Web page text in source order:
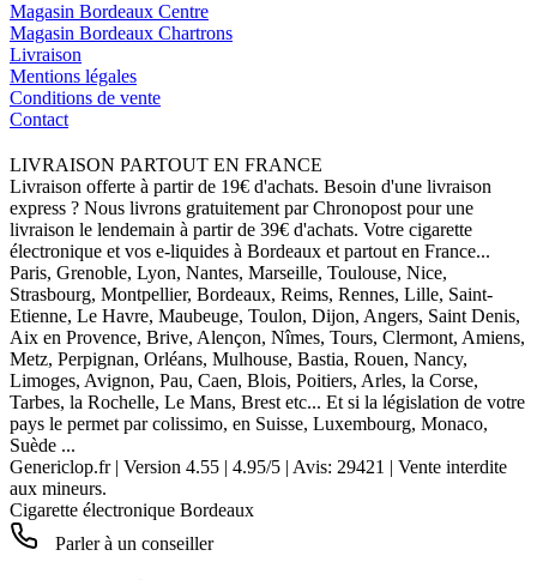
Magasin Bordeaux Centre
Magasin Bordeaux Chartrons
Livraison
Mentions légales
Conditions de vente
Contact
LIVRAISON PARTOUT EN FRANCE
Livraison offerte à partir de 19€ d'achats. Besoin d'une livraison
express ? Nous livrons gratuitement par Chronopost pour une
livraison le lendemain à partir de 39€ d'achats. Votre cigarette
électronique et vos e-liquides à Bordeaux et partout en France...
Paris, Grenoble, Lyon, Nantes, Marseille, Toulouse, Nice,
Strasbourg, Montpellier, Bordeaux, Reims, Rennes, Lille, Saint-
Etienne, Le Havre, Maubeuge, Toulon, Dijon, Angers, Saint Denis,
Aix en Provence, Brive, Alençon, Nîmes, Tours, Clermont, Amiens,
Metz, Perpignan, Orléans, Mulhouse, Bastia, Rouen, Nancy,
Limoges, Avignon, Pau, Caen, Blois, Poitiers, Arles, la Corse,
Tarbes, la Rochelle, Le Mans, Brest etc... Et si la législation de votre
pays le permet par colissimo, en Suisse, Luxembourg, Monaco,
Suède ...
Genericlop.fr| Version 4.55 | 4.95/5 | Avis: 29421 | Vente interdite
aux mineurs.
Cigarette électronique Bordeaux
Parler à un conseiller